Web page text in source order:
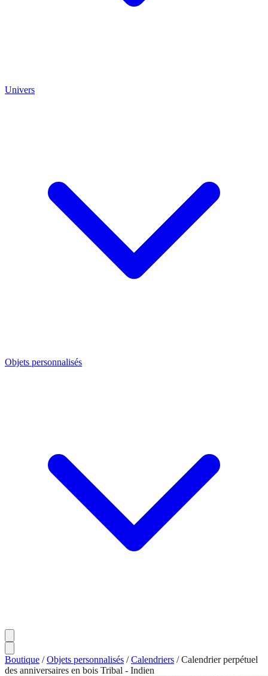
Univers
Objets personnalisés
Boutique / Objets personnalisés / Calendriers / Calendrier perpétuel
des anniversaires en bois Tribal - Indien